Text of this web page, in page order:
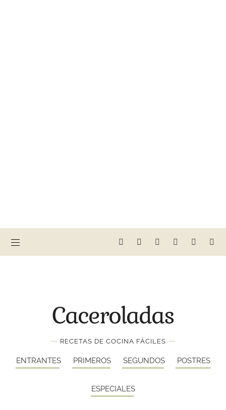
Caceroladas
— RECETAS DE COCINA FÁCILES —
ENTRANTES PRIMEROS SEGUNDOS POSTRES
ESPECIALES